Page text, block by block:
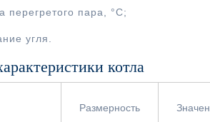
перегретого пара, °С;
угля.
котла
Размерность